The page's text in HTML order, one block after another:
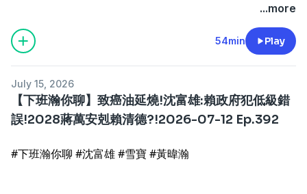
...more
54min Play
July 15, 2026
【下班瀚你聊】致癌油延燒!沈富雄:賴政府犯低級錯
誤!2028蔣萬安剋賴清德?!2026-07-12 Ep.392
#下班瀚你聊 #沈富雄 #雪寶 #黃暐瀚